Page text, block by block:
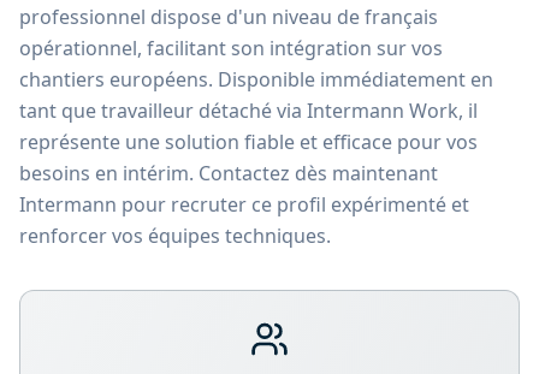
professionnel dispose d'un niveau de français
opérationnel, facilitant son intégration sur vos
chantiers européens. Disponible immédiatement en
tant que travailleur détaché via Intermann Work, il
représente une solution fiable et efficace pour vos
besoins en intérim. Contactez dès maintenant
Intermann pour recruter ce profil expérimenté et
renforcer vos équipes techniques.